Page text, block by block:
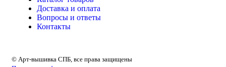
Доставка и оплата
Вопросы и ответы
Контакты
© Арт-вышивка СПБ, все права защищены